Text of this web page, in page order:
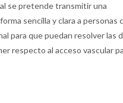
se pretende transmitir una
sencilla y clara a personas
para que puedan resolver las
respecto al acceso vascular